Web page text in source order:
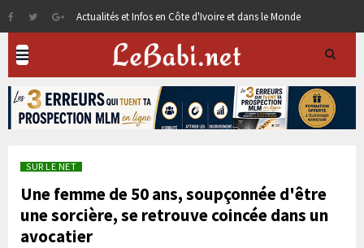
Actualités et Infos en Côte d'Ivoire et dans le Monde
SUR LE NET
Une femme de 50 ans, soupçonnée d'être
une sorcière, se retrouve coincée dans un
avocatier